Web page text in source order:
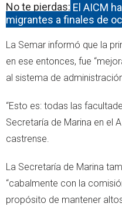
No te pierdas: El AICM
migrantes a finales de
La Semar informó que la
en ese entonces, fue
al sistema de
“Esto es: todas las
Secretaría de Marina en el
castrense.
La Secretaría de Marina
“cabalmente con la
propósito de mantener